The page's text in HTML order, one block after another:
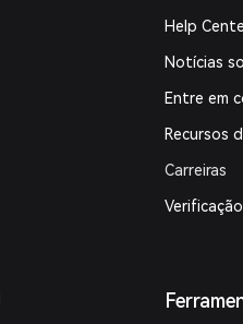
Help
Notícias
Entre em
Recursos
Carreiras